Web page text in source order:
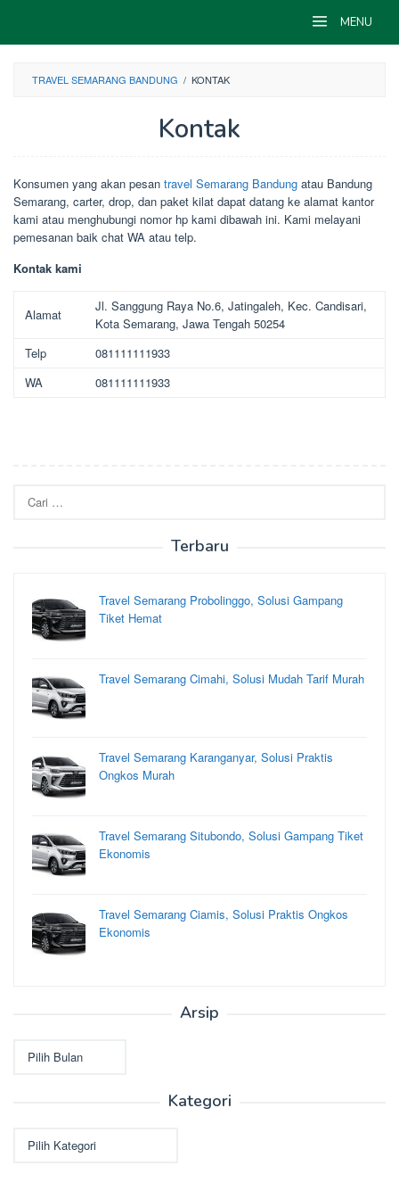
content
MENU
TRAVEL SEMARANG BANDUNG / KONTAK
Kontak
pada
Juni
27,
2020
Konsumen yang akan pesan travel Semarang Bandung atau Bandung
Semarang, carter, drop, dan paket kilat dapat datang ke alamat kantor
kami atau menghubungi nomor hp kami dibawah ini. Kami melayani
pemesanan baik chat WA atau telp.
Kontak kami
Alamat
Jl. Sanggung Raya No.6, Jatingaleh, Kec. Candisari,
Kota Semarang, Jawa Tengah 50254
Telp
081111111933
WA
081111111933
untuk:
Terbaru
Travel Semarang Probolinggo, Solusi Gampang
Tiket Hemat
Travel Semarang Cimahi, Solusi Mudah Tarif Murah
Travel Semarang Karanganyar, Solusi Praktis
Ongkos Murah
Travel Semarang Situbondo, Solusi Gampang Tiket
Ekonomis
Travel Semarang Ciamis, Solusi Praktis Ongkos
Ekonomis
Arsip
Kategori